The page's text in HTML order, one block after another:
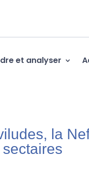
et analyser
la